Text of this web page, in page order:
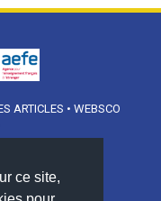
ce site,
ARTICLES • WEBSCO